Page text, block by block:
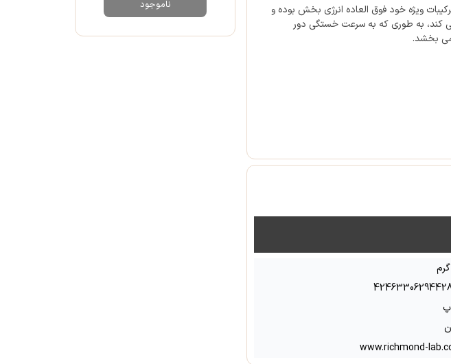
ویژه خود فوق العاده انرژی بخش بوده و
کند، به طوری که به سرعت خستگی دور
بخشد.
www.richmond-
ناموجود